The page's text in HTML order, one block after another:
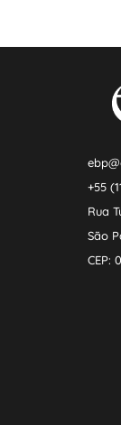
+55
Rua
São
CEP: